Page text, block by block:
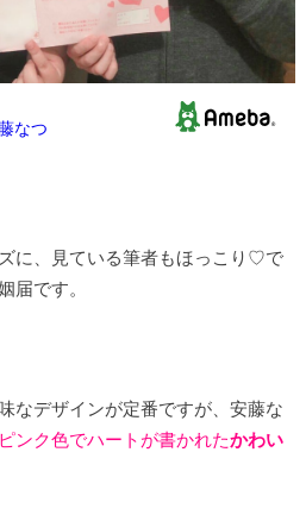
に、見ている筆者もほっこり♡で
届です。
なデザインが定番ですが、安藤な
ピンク色でハートが書かれたかわい